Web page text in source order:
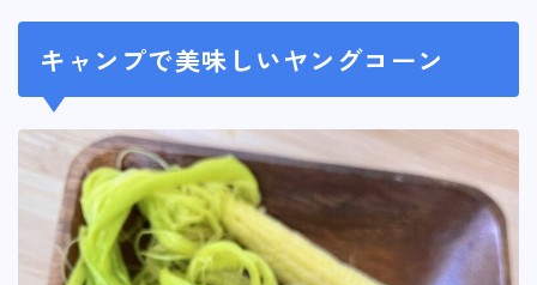
キャンプで美味しいヤングコーン